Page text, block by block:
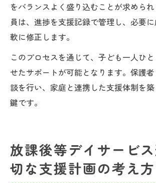
をバランスよく盛り込むことが求めら
員は、進捗を支援記録で管理し、必要
軟に修正します。
このプロセスを通じて、子ども一人ひ
せたサポートが可能となります。保護
談を行い、家庭と連携した支援体制を
鍵です。
放課後等デイサービ
切な支援計画の考え方